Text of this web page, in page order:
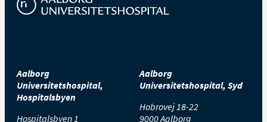
Aalborg
Universitetshospital,
Hospitalsbyen
Hospitalsbyen 1
Aalborg
Universitetshospital, Syd
Hobrovej 18-22
9000 Aalborg